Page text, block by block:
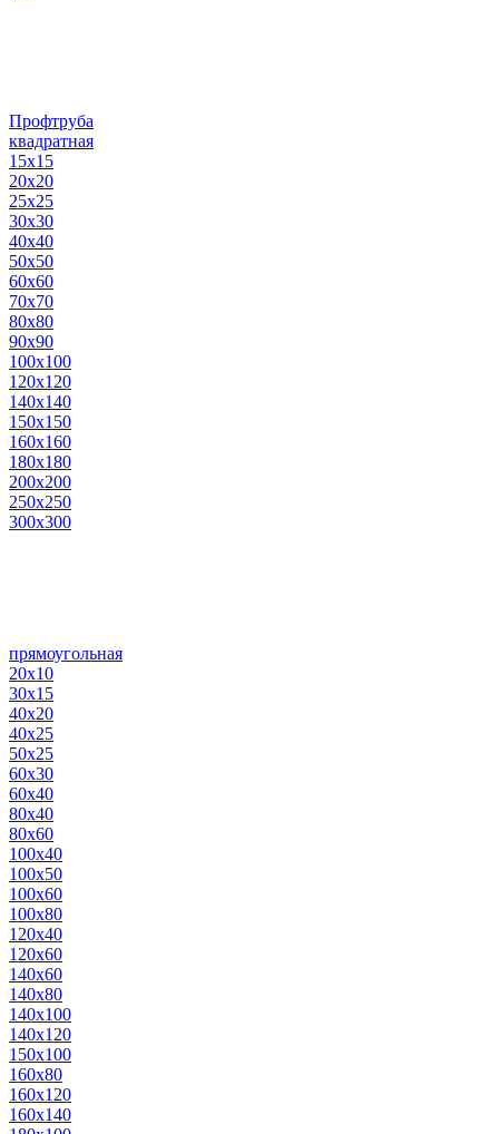
Профтруба
квадратная
15х15
20х20
25х25
30х30
40х40
50х50
60х60
70х70
80х80
90х90
100х100
120х120
140х140
150х150
160х160
180х180
200х200
250х250
300х300
прямоугольная
20х10
30х15
40х20
40х25
50х25
60х30
60х40
80х40
80х60
100х40
100х50
100х60
100х80
120х40
120х60
140х60
140х80
140х100
140х120
150х100
160х80
160х120
160х140